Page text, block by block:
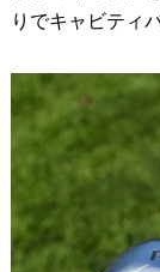
りでキャビティ